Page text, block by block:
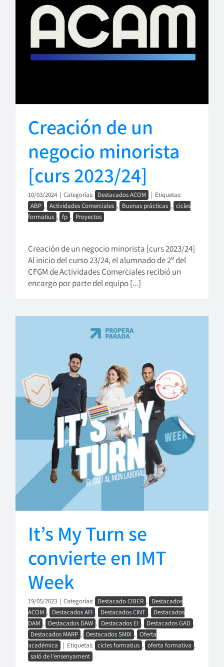
Creación de un
negocio minorista
[curs 2023/24]
10/03/2024 | Categorías: Destacados ACOM | Etiquetas:
ABP , Actividades Comerciales , Buenas prácticas , cicles
formatius , fp , Proyectos
Creación de un negocio minorista [curs 2023/24]
Al inicio del curso 23/24, el alumnado de 2º del
CFGM de Actividades Comerciales recibió un
encargo por parte del equipo [...]
It’s My Turn se
convierte en IMT
Week
19/05/2023 | Categorías: Destacado CIBER , Destacados
ACOM , Destacados AFI , Destacados CINT , Destacados
DAM , Destacados DAW , Destacados EI , Destacados GAD ,
Destacados MARP , Destacados SMIX , Oferta
académica
| Etiquetas: cicles formatius , oferta formativa ,
saló de l'ensenyament